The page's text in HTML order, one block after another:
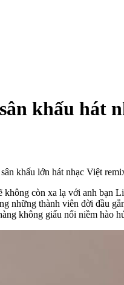
khấu hát
khấu lớn hát nhạc Việt
còn xa lạ với anh bạn
những thành viên đời đầu
không giấu nổi niềm hào